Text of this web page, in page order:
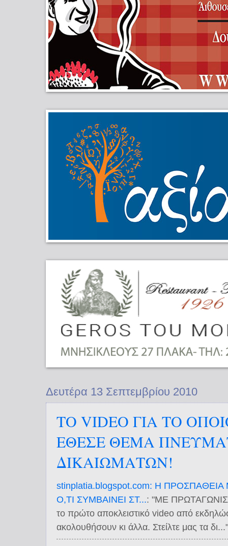
Δευτέρα 13 Σεπτεμβρίου 2010
TO VIDEO ΓΙΑ TO
ΕΘΕΣΕ ΘΕΜΑ
ΔΙΚΑΙΩΜΑΤΩΝ!
stinplatia.blogspot.com: Η
Ο,ΤΙ ΣΥΜΒΑΙΝΕΙ ΣΤ...: "ΜΕ
το πρώτο αποκλειστικό video από
ακολουθήσουν κι άλλα. Στείλτε μας τα δι..."